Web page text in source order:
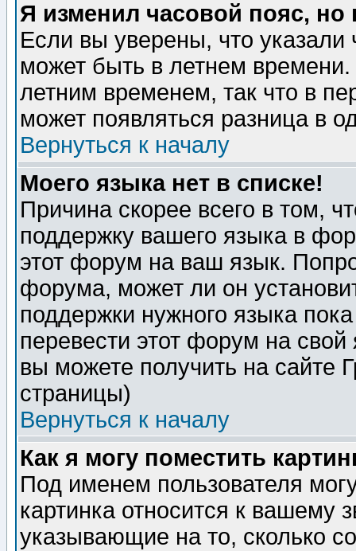
Я изменил часовой пояс,
Если вы уверены, что указали
может быть в летнем
летним временем, так что в
может появляться разница в
Вернуться к началу
Моего языка нет в списке!
Причина скорее всего в том,
поддержку вашего языка в
этот форум на ваш язык.
форума, может ли он
поддержки нужного языка
перевести этот форум на
вы можете получить на сайте
страницы)
Вернуться к началу
Как я могу поместить
Под именем пользователя
картинка относится к вашему
указывающие на то, сколько